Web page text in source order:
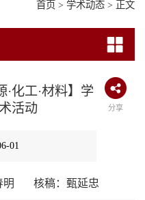
首页 > 学术动态 > 正文
化工·材料】学
活动
分享
01
明 核稿：甄延忠